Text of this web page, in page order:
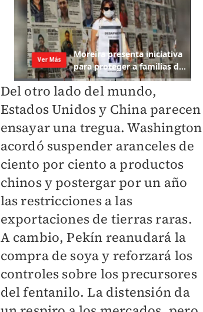
Del otro lado del mundo,
Estados Unidos y China parecen
ensayar una tregua. Washington
acordó suspender aranceles de
ciento por ciento a productos
chinos y postergar por un año
las restricciones a las
exportaciones de tierras raras.
A cambio, Pekín reanudará la
compra de soya y reforzará los
controles sobre los precursores
del fentanilo. La distensión da